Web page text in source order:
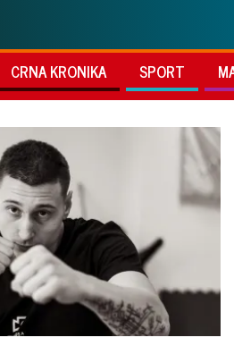
CRNA KRONIKA SPORT